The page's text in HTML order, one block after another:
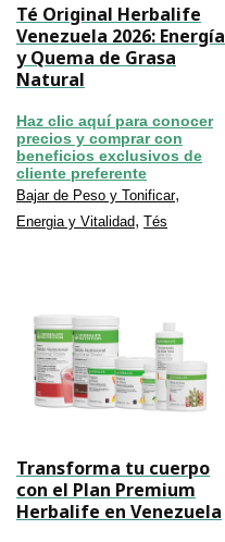
Té Original Herbalife
Venezuela 2026: Energía
y Quema de Grasa
Natural
Haz clic aquí para conocer
precios y comprar con
beneficios exclusivos de
cliente preferente
Bajar de Peso y Tonificar,
Energia y Vitalidad, Tés
Transforma tu cuerpo
con el Plan Premium
Herbalife en Venezuela